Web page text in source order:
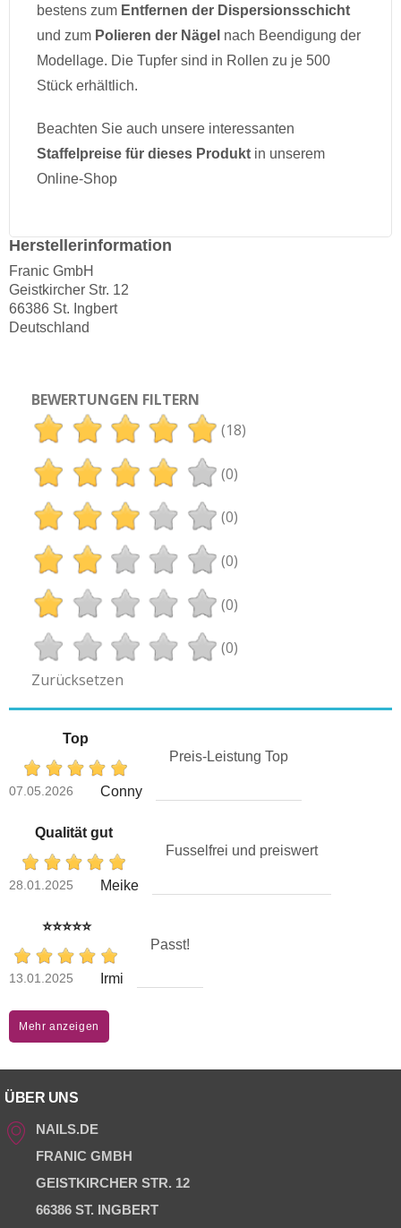
bestens zum Entfernen der Dispersionsschicht
und zum Polieren der Nägel nach Beendigung der
Modellage. Die Tupfer sind in Rollen zu je 500
Stück erhältlich.
Beachten Sie auch unsere interessanten
Staffelpreise für dieses Produkt in unserem
Online-Shop
Herstellerinformation
Franic GmbH
Geistkircher Str. 12
66386 St. Ingbert
Deutschland
BEWERTUNGEN FILTERN
(18)
(0)
(0)
(0)
(0)
(0)
Zurücksetzen
Top
07.05.2026 Conny
Preis-Leistung Top
Qualität gut
28.01.2025 Meike
Fusselfrei und preiswert
⭐️⭐️⭐️⭐️⭐️
13.01.2025 Irmi
Passt!
Mehr anzeigen
ÜBER UNS
NAILS.DE
FRANIC GMBH
GEISTKIRCHER STR. 12
66386 ST. INGBERT